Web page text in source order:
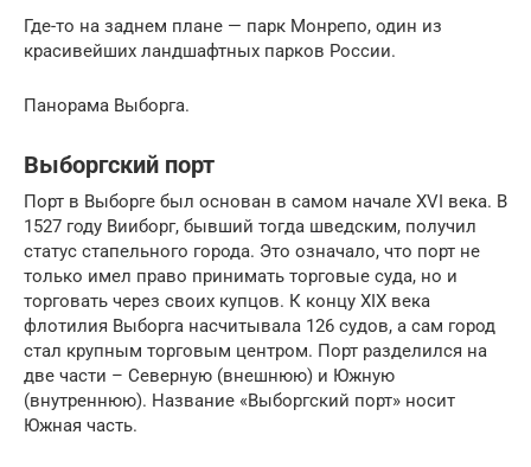
Где-то на заднем плане — парк Монрепо, один из
красивейших ландшафтных парков России.
Панорама Выборга.
Выборгский порт
Порт в Выборге был основан в самом начале XVI века. В
1527 году Вииборг, бывший тогда шведским, получил
статус стапельного города. Это означало, что порт не
только имел право принимать торговые суда, но и
торговать через своих купцов. К концу XIX века
флотилия Выборга насчитывала 126 судов, а сам город
стал крупным торговым центром. Порт разделился на
две части – Северную (внешнюю) и Южную
(внутреннюю). Название «Выборгский порт» носит
Южная часть.